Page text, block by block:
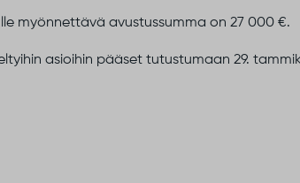
myönnettävä avustussumma on 27 000 €.
asioihin pääset tutustumaan 29.